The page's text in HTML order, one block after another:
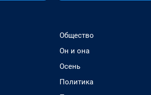
Общество
Он и она
Осень
Политика